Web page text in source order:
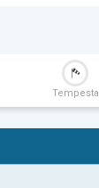
Tempesta